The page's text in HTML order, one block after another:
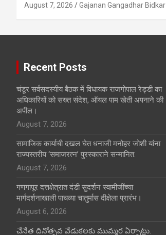
August 7, 2026 Gajanan Gangadhar Bidkar
Recent Posts
चंडूर सर्वसदस्यीय बैठक में विधायक राजगोपाल रेड्डी का
अधिकारियों को सख्त संदेश, ऑयल पाम खेती अपनाने की
अपील।
August 7, 2026
सामाजिक कार्याची दखल घेत धनाजी मनोहर जोशी यांना
राज्यस्तरीय ‘समाजरत्न’ पुरस्काराने सन्मानित.
August 7, 2026
गणगापूर दत्तक्षेत्रात दंडी सुदर्शन स्वामीजींच्या
मार्गदर्शनाखाली पाचव्या चातुर्मास दीक्षेला प्रारंभ।
August 6, 2026
చేనేత దినోత్సవ వేడుకలకు ముమ్మర ఏర్పాట్లు.